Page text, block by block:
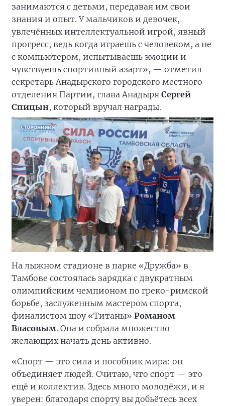
занимаются с детьми, передавая им свои
знания и опыт. У мальчиков и девочек,
увлечённых интеллектуальной игрой, явный
прогресс, ведь когда играешь с человеком, а не
с компьютером, испытываешь эмоции и
чувствуешь спортивный азарт», — отметил
секретарь Анадырского городского местного
отделения Партии, глава Анадыря Сергей
Спицын, который вручал награды.
На лыжном стадионе в парке «Дружба» в
Тамбове состоялась зарядка с двукратным
олимпийским чемпионом по греко-римской
борьбе, заслуженным мастером спорта,
финалистом шоу «Титаны» Романом
Власовым. Она и собрала множество
желающих начать день активно.
«Спорт — это сила и пособник мира: он
объединяет людей. Считаю, что спорт — это
ещё и коллектив. Здесь много молодёжи, и я
уверен: благодаря спорту вы добьётесь всех